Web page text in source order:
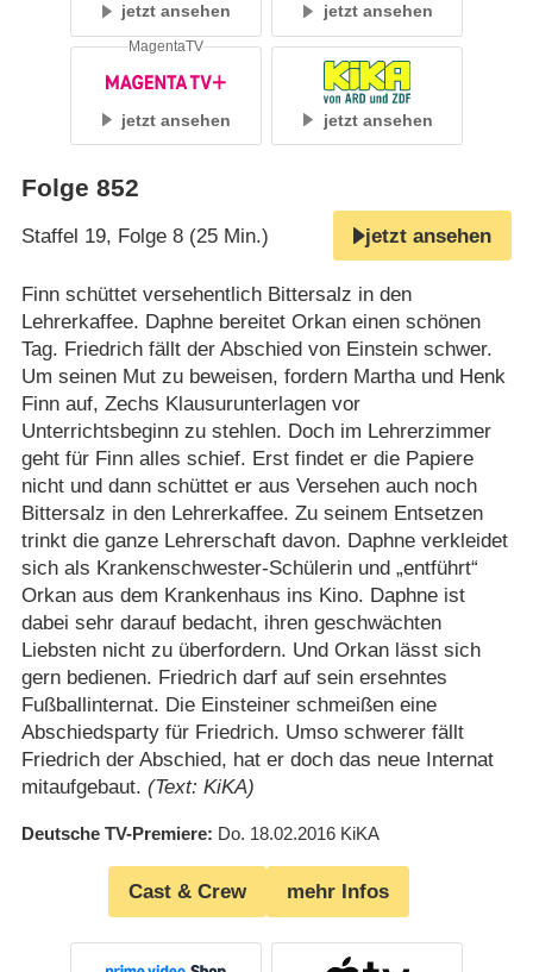
jetzt ansehen jetzt ansehen
jetzt ansehen
MagentaTV
jetzt ansehen
Folge 852
Staffel 19, Folge 8 (25 Min.) jetzt ansehen
Finn schüttet versehentlich Bittersalz in den
Lehrerkaffee. Daphne bereitet Orkan einen schönen
Tag. Friedrich fällt der Abschied von Einstein schwer.
Um seinen Mut zu beweisen, fordern Martha und Henk
Finn auf, Zechs Klausurunterlagen vor
Unterrichtsbeginn zu stehlen. Doch im Lehrerzimmer
geht für Finn alles schief. Erst findet er die Papiere
nicht und dann schüttet er aus Versehen auch noch
Bittersalz in den Lehrerkaffee. Zu seinem Entsetzen
trinkt die ganze Lehrerschaft davon. Daphne verkleidet
sich als Krankenschwester-Schülerin und „entführt“
Orkan aus dem Krankenhaus ins Kino. Daphne ist
dabei sehr darauf bedacht, ihren geschwächten
Liebsten nicht zu überfordern. Und Orkan lässt sich
gern bedienen. Friedrich darf auf sein ersehntes
Fußballinternat. Die Einsteiner schmeißen eine
Abschiedsparty für Friedrich. Umso schwerer fällt
Friedrich der Abschied, hat er doch das neue Internat
mitaufgebaut. (Text: KiKA)
Deutsche TV-Premiere Do. 18.02.2016 KiKA
Cast & Crew mehr Infos